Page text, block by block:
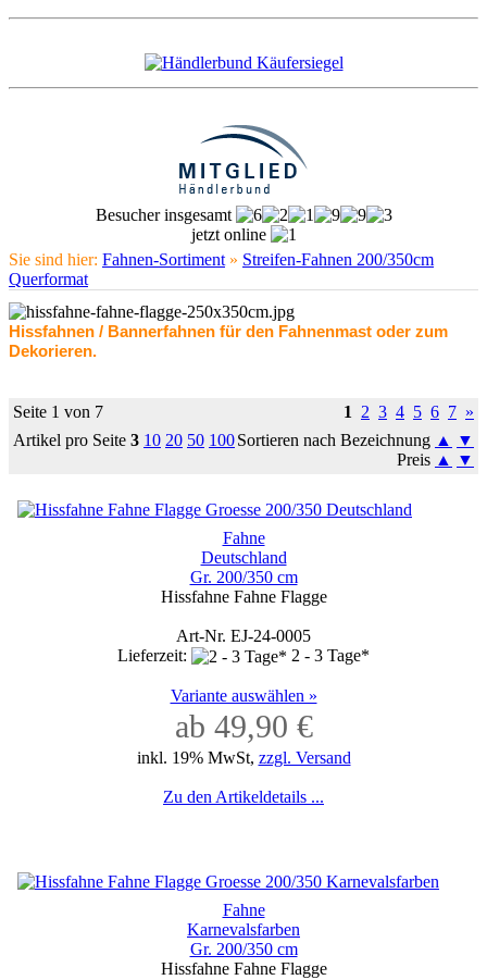
Besucher insgesamt
jetzt online
Sie sind hier: Fahnen-Sortiment » Streifen-Fahnen 200/350cm
Querformat
Hissfahnen / Bannerfahnen für den Fahnenmast oder zum
Dekorieren.
Seite 1 von 7 1 2 3 4 5 6 7 »
Artikel pro Seite 3 10 20 50 100Sortieren nach Bezeichnung ▲
▼
Preis ▲ ▼
Fahne
Deutschland
Gr. 200/350 cm
Hissfahne Fahne Flagge
Art-Nr. EJ-24-0005
Lieferzeit:
2 - 3 Tage*
Variante auswählen »
ab 49,90 €
inkl. 19% MwSt, zzgl. Versand
Zu den Artikeldetails ...
Fahne
Karnevalsfarben
Gr. 200/350 cm
Hissfahne Fahne Flagge